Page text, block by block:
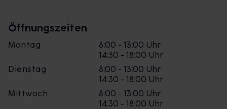
Öffnungszeiten
Montag
8:00 - 13:00 Uhr
14:30 - 18:00 Uhr
Dienstag
8:00 - 13:00 Uhr
14:30 - 18:00 Uhr
Mittwoch
8:00 - 13:00 Uhr
14:30 - 18:00 Uhr